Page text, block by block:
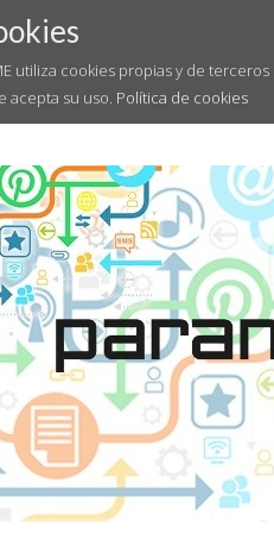
utiliza cookies propias y de
acepta su uso. Política de cookies